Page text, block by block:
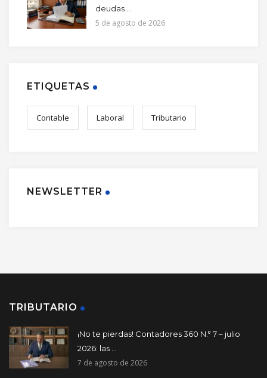
deudas ...
5 de agosto de 2026
ETIQUETAS
Contable Laboral Tributario
NEWSLETTER
TRIBUTARIO
¡No te pierdas! Contadores 360 N.° 7 – julio
2026: las ...
7 de agosto de 2026